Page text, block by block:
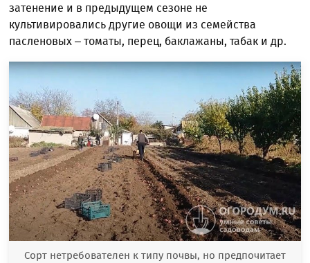
затенение и в предыдущем сезоне не
культивировались другие овощи из семейства
пасленовых – томаты, перец, баклажаны, табак и др.
Сорт нетребователен к типу почвы, но предпочитает